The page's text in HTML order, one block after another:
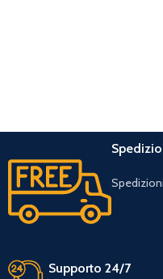
Supporto 24/7